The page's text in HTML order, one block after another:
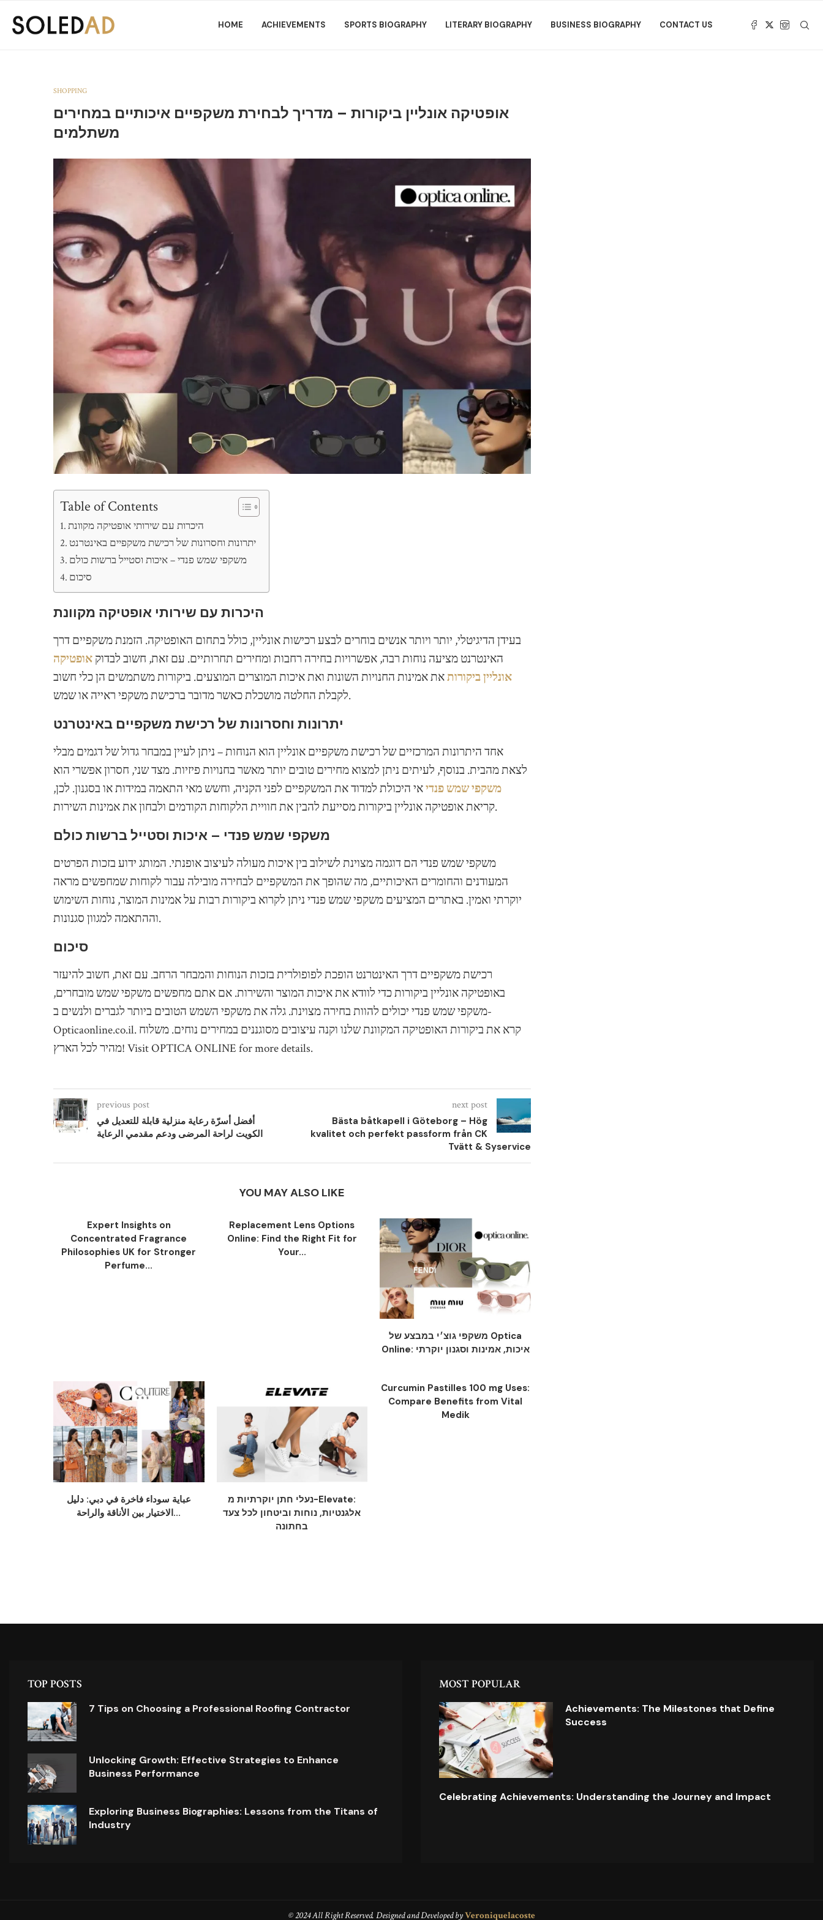
HOME ACHIEVEMENTS SPORTS BIOGRAPHY LITERARY BIOGRAPHY BUSINESS BIOGRAPHY CONTACT US
SHOPPING
אופטיקה אונליין ביקורות – מדריך לבחירת משקפיים איכותיים במחירים
משתלמים
Table of Contents
היכרות עם שירותי אופטיקה מקוונת
יתרונות וחסרונות של רכישת משקפיים באינטרנט
משקפי שמש פנדי – איכות וסטייל ברשות כולם
סיכום
היכרות עם שירותי אופטיקה מקוונת
בעידן הדיגיטלי, יותר ויותר אנשים בוחרים לבצע רכישות אונליין, כולל בתחום האופטיקה. הזמנת משקפיים דרך
האינטרנט מציעה נוחות רבה, אפשרויות בחירה רחבות ומחירים תחרותיים. עם זאת, חשוב לבדוק אופטיקה
אונליין ביקורותאת אמינות החנויות השונות ואת איכות המוצרים המוצעים. ביקורות משתמשים הן כלי חשוב
לקבלת החלטה מושכלת כאשר מדובר ברכישת משקפי ראייה או שמש.
יתרונות וחסרונות של רכישת משקפיים באינטרנט
אחד היתרונות המרכזיים של רכישת משקפיים אונליין הוא הנוחות – ניתן לעיין במבחר גדול של דגמים מבלי
לצאת מהבית. בנוסף, לעיתים ניתן למצוא מחירים טובים יותר מאשר בחנויות פיזיות. מצד שני, חסרון אפשרי הוא
משקפי שמש פנדיאי היכולת למדוד את המשקפיים לפני הקניה, וחשש מאי התאמה במידות או בסגנון. לכן,
קריאת אופטיקה אונליין ביקורות מסייעת להבין את חוויית הלקוחות הקודמים ולבחון את אמינות השירות.
משקפי שמש פנדי – איכות וסטייל ברשות כולם
משקפי שמש פנדי הם דוגמה מצוינת לשילוב בין איכות מעולה לעיצוב אופנתי. המותג ידוע בזכות הפרטים
המעודנים והחומרים האיכותיים, מה שהופך את המשקפיים לבחירה מובילה עבור לקוחות שמחפשים מראה
יוקרתי ואמין. באתרים המציעים משקפי שמש פנדי ניתן לקרוא ביקורות רבות על אמינות המוצר, נוחות השימוש
וההתאמה למגוון סגנונות.
סיכום
רכישת משקפיים דרך האינטרנט הופכת לפופולרית בזכות הנוחות והמבחר הרחב. עם זאת, חשוב להיעזר
באופטיקה אונליין ביקורות כדי לוודא את איכות המוצר והשירות. אם אתם מחפשים משקפי שמש מובחרים,
משקפי שמש פנדי יכולים להוות בחירה מצוינת. גלה את משקפי השמש הטובים ביותר לגברים ולנשים ב-
Opticaonline.co.il. קרא את ביקורות האופטיקה המקוונת שלנו וקנה עיצובים מסוגננים במחירים נוחים. משלוח
מהיר לכל הארץ! Visit OPTICA ONLINE for more details.
previous post
أفضل أسرّة رعاية منزلية قابلة للتعديل في
الكويت لراحة المرضى ودعم مقدمي الرعاية
next post
Bästa båtkapell i Göteborg – Hög
kvalitet och perfekt passform från CK
Tvätt & Syservice
YOU MAY ALSO LIKE
Expert Insights on
Concentrated Fragrance
Philosophies UK for Stronger
Perfume...
Replacement Lens Options
Online: Find the Right Fit for
Your...
משקפי גוצ׳י במבצע של Optica
Online: איכות, אמינות וסגנון יוקרתי
عباية سوداء فاخرة في دبي: دليل
الاختيار بين الأناقة والراحة...
נעלי חתן יוקרתיות מ-Elevate:
אלגנטיות, נוחות וביטחון לכל צעד
בחתונה
Curcumin Pastilles 100 mg Uses:
Compare Benefits from Vital
Medik
TOP POSTS
7 Tips on Choosing a Professional Roofing Contractor
Unlocking Growth: Effective Strategies to Enhance
Business Performance
Exploring Business Biographies: Lessons from the Titans of
Industry
MOST POPULAR
Achievements: The Milestones that Define
Success
Celebrating Achievements: Understanding the Journey and Impact
© 2024 All Right Reserved. Designed and Developed byVeroniquelacoste